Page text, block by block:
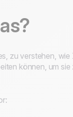
zu verstehen, wie
können, um sie